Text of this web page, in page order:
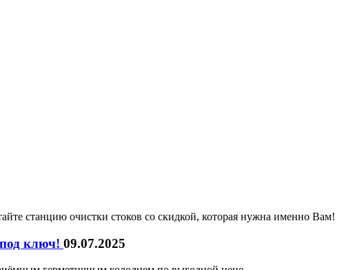
станцию очистки стоков со скидкой, которая нужна именно Вам!
ключ! 09.07.2025